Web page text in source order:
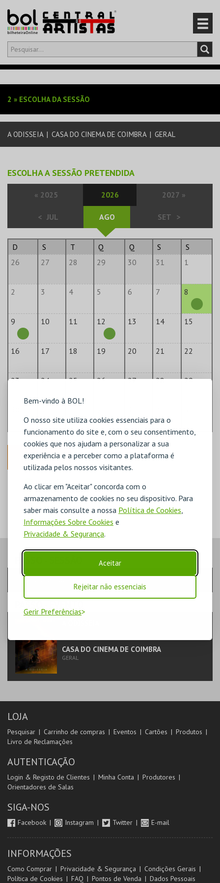
Bem-vindo à BOL!
O nosso site utiliza cookies essenciais para o
funcionamento do site e, com o seu consentimento,
cookies que nos ajudam a personalizar a sua
experiência e a perceber como a plataforma é
utilizada pelos nossos visitantes.
Ao clicar em "Aceitar" concorda com o
armazenamento de cookies no seu dispositivo. Para
saber mais consulte a nossa Política de Cookies
Informações Sobre Cookies e
Privacidade & Segurança.
Aceitar
Rejeitar não essenciais
Gerir Preferências
Olá,iniciar sessão
EVENTOS
CARTÕES
2 » ESCOLHA DA SESSÃO
A ODISSEIA | CASA DO CINEMA DE COIMBRA | GERAL
ESCOLHA A SESSÃO PRETENDIDA
« 2025 2026 2027 »
< JUL AGO SET >
D S T Q Q S
S
26
27 28 29 30 31 1
2 3 4 5 6 7 8
9 10 11 12 13 14 15
16 17 18 19 20 21 22
23 24 25 26 27 28 29
ANTERIOR
POUCO DISPONÍVEL
ESGOTADO
Escolha a sessão pretendida
CASA DO CINEMA DE COIMBRA
GERAL
LOJA
Pesquisar Carrinho de compras Eventos Cartões
Produtos
Livro de Reclamações
AUTENTICAÇÃO
Login & Registo de Clientes Minha Conta
Produtores
Orientadores de Salas
SIGA-NOS
Facebook Instagram Twitter E-mail
INFORMAÇÕES
Como Comprar Privacidade & Segurança
Condições Gerais
Política de Cookies
FAQ Pontos de Venda Dados Pessoais